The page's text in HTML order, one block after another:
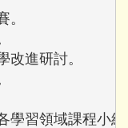
改進研討。
學習領域課程小